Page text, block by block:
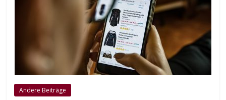
Andere Beiträge